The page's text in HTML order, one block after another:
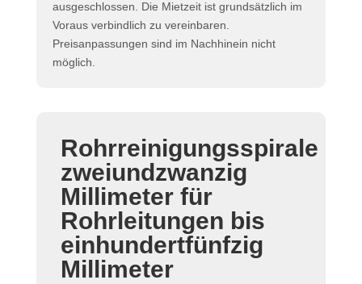
ausgeschlossen. Die Mietzeit ist grundsätzlich im
Voraus verbindlich zu vereinbaren.
Preisanpassungen sind im Nachhinein nicht
möglich.
Rohrreinigungsspirale
zweiundzwanzig
Millimeter für
Rohrleitungen bis
einhundertfünfzig
Millimeter